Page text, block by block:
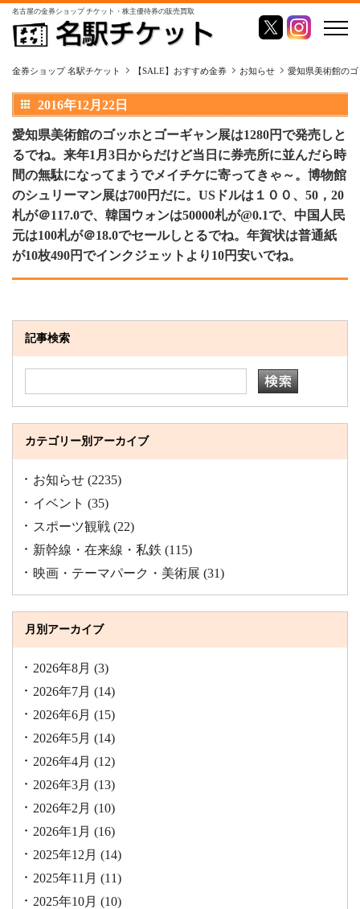
名古屋の金券ショップ チケット・株主優待券の販売買取
金券ショップ 名駅チケット 【SALE】おすすめ金券 お知らせ 愛知県美術館の
2016年12月22日
愛知県美術館のゴッホとゴーギャン展は1280円で発売しと
るでね。来年1月3日からだけど当日に券売所に並んだら時
間の無駄になってまうでメイチケに寄ってきゃ～。博物館
のシュリーマン展は700円だに。USドルは１００、50，20
札が＠117.0で、韓国ウォンは50000札が@0.1で、中国人民
元は100札が＠18.0でセールしとるでね。年賀状は普通紙
が10枚490円でインクジェットより10円安いでね。
記事検索
カテゴリー別アーカイブ
お知らせ (2235)
イベント (35)
スポーツ観戦 (22)
新幹線・在来線・私鉄 (115)
映画・テーマパーク・美術展 (31)
月別アーカイブ
2026年8月 (3)
2026年7月 (14)
2026年6月 (15)
2026年5月 (14)
2026年4月 (12)
2026年3月 (13)
2026年2月 (10)
2026年1月 (16)
2025年12月 (14)
2025年11月 (11)
2025年10月 (10)